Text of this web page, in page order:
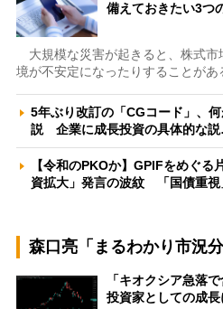
備えておきたい3つ
大規模な災害が起きると、株式市
境が不安定になったりすることが
5年ぶり改訂の「CGコード」、
説 企業に成長投資の具体的な
【令和のPKOか】GPIFをめぐ
資拡大」発言の波紋 「国債重
森口亮「まるわかり市況分
「キオクシア急落
投資家としての成